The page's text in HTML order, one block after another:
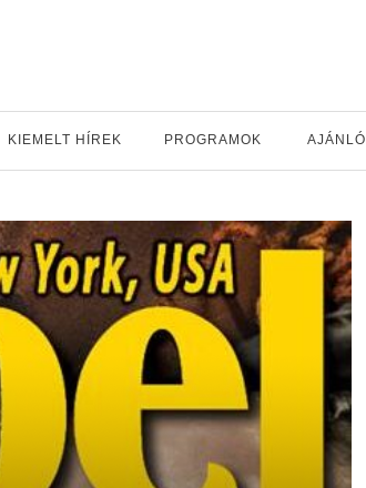
KIEMELT HÍREK PROGRAMOK AJÁNLÓ